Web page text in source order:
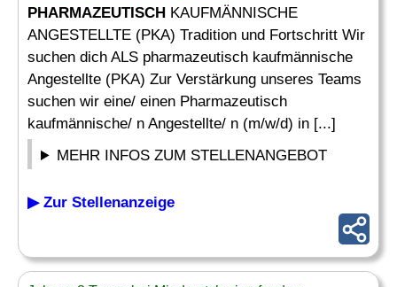
PHARMAZEUTISCH KAUFMÄNNISCHE
ANGESTELLTE (PKA) Tradition und Fortschritt Wir
suchen dich ALS pharmazeutisch kaufmännische
Angestellte (PKA) Zur Verstärkung unseres Teams
suchen wir eine/ einen Pharmazeutisch
kaufmännische/ n Angestellte/ n (m/w/d) in [...]
MEHR INFOS ZUM STELLENANGEBOT
▶ Zur Stellenanzeige